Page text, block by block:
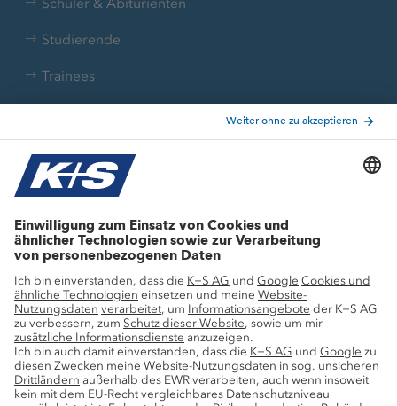
Studierende
Trainees
Aktuelle Themen
Stellenangebote
Wachstumsprojekte
Innovation
Nachhaltigkeit
Service
Pressekontakte